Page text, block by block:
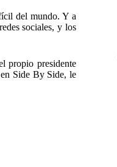
del mundo. Y a
sociales, y los
propio presidente
Side By Side, le